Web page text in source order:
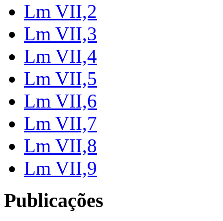
Lm VII,2
Lm VII,3
Lm VII,4
Lm VII,5
Lm VII,6
Lm VII,7
Lm VII,8
Lm VII,9
Publicações